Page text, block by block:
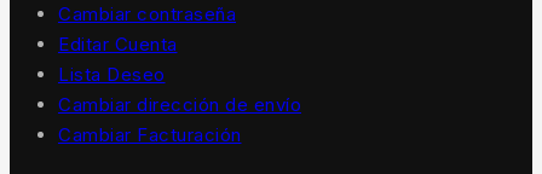
Cambiar contraseña
Editar Cuenta
Lista Deseo
Cambiar dirección de envío
Cambiar Facturación